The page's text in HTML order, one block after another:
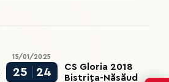
15/01/2025
25 24
CS Gloria 2018
Bistrița-Năsăud